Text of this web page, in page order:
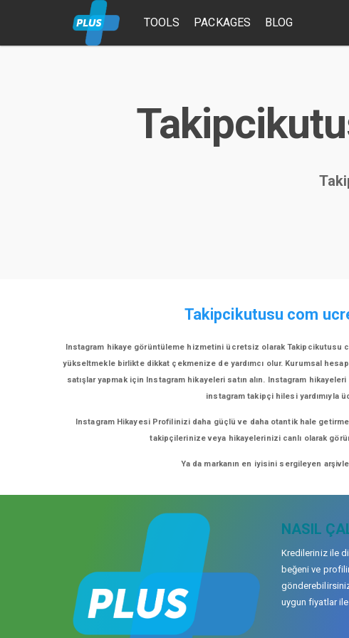
TOOLS PACKAGES BLOG
Takipcikutusu com
Instagram hikaye görüntüleme hizmetini ücretsiz olarak Takipcikutusu
yükseltmekle birlikte dikkat çekmenize de yardımcı olur. Kurumsal
satışlar yapmak için Instagram hikayeleri satın alın. Instagram
instagram takipçi hilesi yardımıyla
Instagram Hikayesi Profilinizi daha güçlü ve daha otantik hale
takipçilerinize veya hikayelerinizi canlı olarak
Ya da markanın en iyisini sergileyen
NASIL
Kredileriniz ile
beğeni ve
uygun fiyatlar